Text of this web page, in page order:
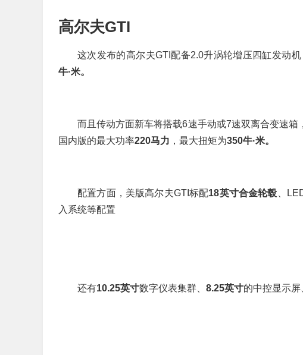
高尔夫GTI
这次发布的高尔夫GTI配备2.0升涡轮增压四缸发动
牛·米。
而且传动方面新车将搭载6速手动或7速双离合变速
国内版的最大功率220马力 ，最大扭矩为350牛·米。
配置方面，美版高尔夫GTI标配18英寸合金轮毂 、
入系统等配置
还有10.25英寸数字仪表集群、 8.25英寸的中控显示屏